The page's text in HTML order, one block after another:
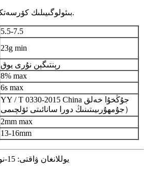
بىئولوگىيىلىك كۆرسەتكۈچ جەدۋىلىنى كۆرۈڭ.
5.5-7.5
23g min
رېنتىگېن نۇرى يوق
8% max
6s max
YY / T 0330-2015 China جۇڭخۇا خەلق
جۇمھۇرىيىتىنىڭ دورا سانائىتى ئۆلچىمى）
2mm max
13-16mm
يوللانغان ۋاقتى: 15-نويابىردىن 20-نويابىرغىچە